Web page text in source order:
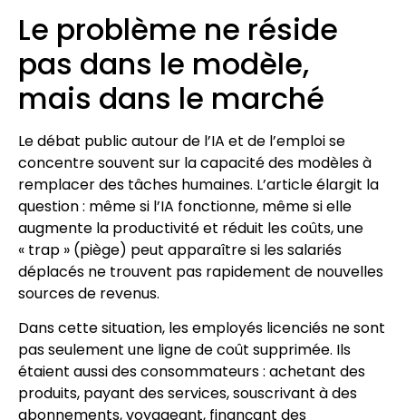
Le problème ne réside
pas dans le modèle,
mais dans le marché
Le débat public autour de l’IA et de l’emploi se
concentre souvent sur la capacité des modèles à
remplacer des tâches humaines. L’article élargit la
question : même si l’IA fonctionne, même si elle
augmente la productivité et réduit les coûts, une
« trap » (piège) peut apparaître si les salariés
déplacés ne trouvent pas rapidement de nouvelles
sources de revenus.
Dans cette situation, les employés licenciés ne sont
pas seulement une ligne de coût supprimée. Ils
étaient aussi des consommateurs : achetant des
produits, payant des services, souscrivant à des
abonnements, voyageant, finançant des